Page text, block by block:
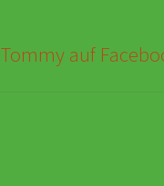
Tommy auf